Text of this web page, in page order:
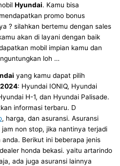
Hyundai. Kamu bisa
promo bonus
? silahkan bertemu dengan sales
akan di layani dengan baik
mobil impian kamu dan
loh …
yang kamu dapat pilih
2024: Hyundai IONIQ, Hyundai
H-1, dan Hyundai Palisade.
informasi terbaru. D
, harga, dan asuransi. Asuransi
non stop, jika nantinya terjadi
Berikut ini beberapa jenis
honda bekasi. yaitu artarindo
ada juga asuransi lainnya